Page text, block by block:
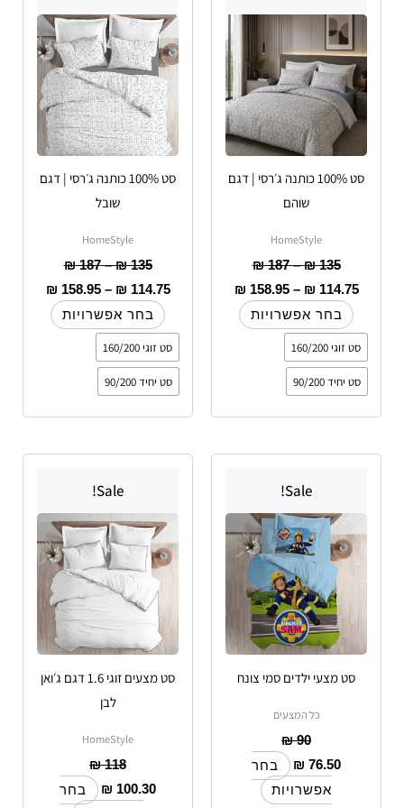
סט 100% כותנה ג׳רסי | דגם
שוהם
HomeStyle
₪135
–
₪187
עד
₪ 114.75
–
₪ 158.95
עד
בחר אפשרויות
יש
מספר
סוגים.
ניתן
לבחור
את
האפשרויות
בעמוד
סט זוגי 160/200
סט יחיד 90/200
סט 100% כותנה ג׳רסי | דגם
שובל
HomeStyle
₪135
–
₪187
עד
₪ 114.75
–
₪ 158.95
עד
⁦₪ 158.95⁩
בחר אפשרויות
יש
מספר
סוגים.
ניתן
לבחור
את
האפשרויות
בעמוד
סט זוגי 160/200
סט יחיד 90/200
Sale!
סט מצעי ילדים סמי צונח
כל המצעים
₪90
₪ 76.50
בחר
אפשרויות
יש
מספר
סוגים.
ניתן
לבחור
את
בעמוד
Sale!
סט מצעים זוגי 1.6 דגם ג׳ואן
לבן
HomeStyle
₪118
₪ 100.30
בחר
יש
מספר
סוגים.
לבחור
את
בעמוד